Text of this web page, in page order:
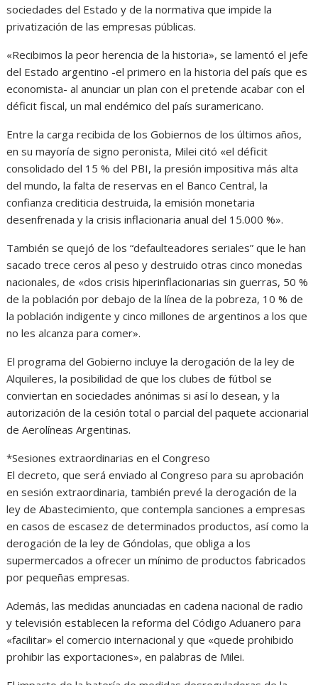
sociedades del Estado y de la normativa que impide la
privatización de las empresas públicas.
«Recibimos la peor herencia de la historia», se lamentó el jefe
del Estado argentino -el primero en la historia del país que es
economista- al anunciar un plan con el pretende acabar con el
déficit fiscal, un mal endémico del país suramericano.
Entre la carga recibida de los Gobiernos de los últimos años,
en su mayoría de signo peronista, Milei citó «el déficit
consolidado del 15 % del PBI, la presión impositiva más alta
del mundo, la falta de reservas en el Banco Central, la
confianza crediticia destruida, la emisión monetaria
desenfrenada y la crisis inflacionaria anual del 15.000 %».
También se quejó de los “defaulteadores seriales” que le han
sacado trece ceros al peso y destruido otras cinco monedas
nacionales, de «dos crisis hiperinflacionarias sin guerras, 50 %
de la población por debajo de la línea de la pobreza, 10 % de
la población indigente y cinco millones de argentinos a los que
no les alcanza para comer».
El programa del Gobierno incluye la derogación de la ley de
Alquileres, la posibilidad de que los clubes de fútbol se
conviertan en sociedades anónimas si así lo desean, y la
autorización de la cesión total o parcial del paquete accionarial
de Aerolíneas Argentinas.
*Sesiones extraordinarias en el Congreso
El decreto, que será enviado al Congreso para su aprobación
en sesión extraordinaria, también prevé la derogación de la
ley de Abastecimiento, que contempla sanciones a empresas
en casos de escasez de determinados productos, así como la
derogación de la ley de Góndolas, que obliga a los
supermercados a ofrecer un mínimo de productos fabricados
por pequeñas empresas.
Además, las medidas anunciadas en cadena nacional de radio
y televisión establecen la reforma del Código Aduanero para
«facilitar» el comercio internacional y que «quede prohibido
prohibir las exportaciones», en palabras de Milei.